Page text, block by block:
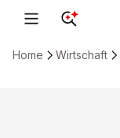
Home Wirtschaft